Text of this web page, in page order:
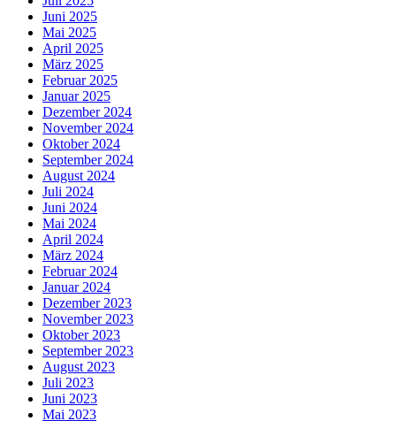
Juni 2025
Mai 2025
April 2025
März 2025
Februar 2025
Januar 2025
Dezember 2024
November 2024
Oktober 2024
September 2024
August 2024
Juli 2024
Juni 2024
Mai 2024
April 2024
März 2024
Februar 2024
Januar 2024
Dezember 2023
November 2023
Oktober 2023
September 2023
August 2023
Juli 2023
Juni 2023
Mai 2023